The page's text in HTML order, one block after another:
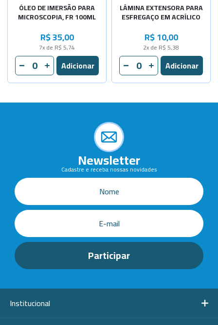
ÓLEO DE IMERSÃO PARA
MICROSCOPIA, FR 100ML
R$ 35,00
7x de R$ 5,74
LÂMINA EXTENSORA PARA
ESFREGAÇO EM ACRÍLICO
R$ 10,00
2x de R$ 5,38
Newsletter
Cadastre e receba nossas novidades
Institucional